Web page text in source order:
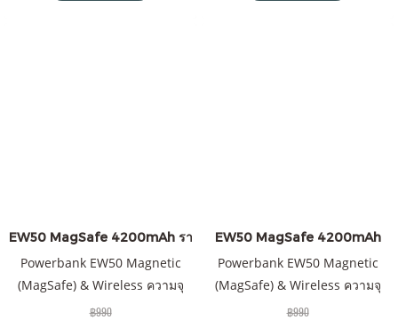
EW50 MagSafe 4200mAh ราคาส่ง 20 ชิ้น +
Powerbank EW50 Magnetic
(MagSafe) & Wireless ความจุ
4200mAh QC 3.0 | PD 15W พา
฿990
EW50 MagSafe 4200mAh
Powerbank EW50 Magnetic
(MagSafe) & Wireless ความจุ
4200mAh QC 3.0 | PD 15W พา
฿990